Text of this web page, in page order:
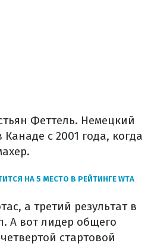
Феттель. Немецкий
с 2001 года, когда
НА 5 МЕСТО В РЕЙТИНГЕ WTA
а третий результат в
А вот лидер общего
стартовой